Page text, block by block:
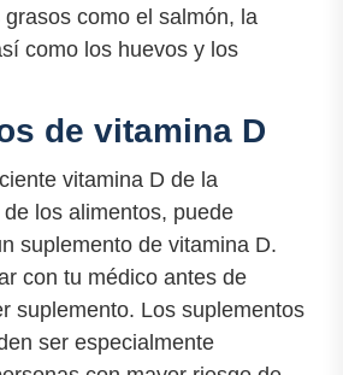
como el salmón, la
como los huevos y los
de vitamina D
vitamina D de la
los alimentos, puede
suplemento de vitamina D.
con tu médico antes de
suplemento. Los suplementos
ser especialmente